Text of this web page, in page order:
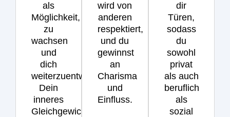
als
Möglichkeit,
zu
wachsen
und
dich
weiterzuentwickeln.
Dein
inneres
Gleichgewicht
wird von
anderen
respektiert,
und du
gewinnst
an
Charisma
und
Einfluss.
dir
Türen,
sodass
du
sowohl
privat
als auch
beruflich
als
sozial